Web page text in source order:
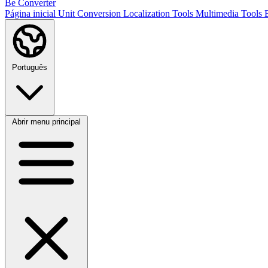
Be Converter
Página inicial Unit Conversion Localization Tools Multimedia Tools
Português
Abrir menu principal